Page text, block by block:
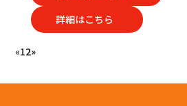
詳細はこちら
«12»